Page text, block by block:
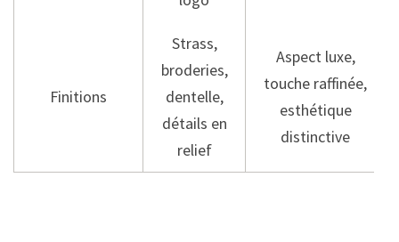
Finitions
Strass,
broderies,
dentelle,
détails en
relief
Aspect luxe,
touche raffinée,
esthétique
distinctive